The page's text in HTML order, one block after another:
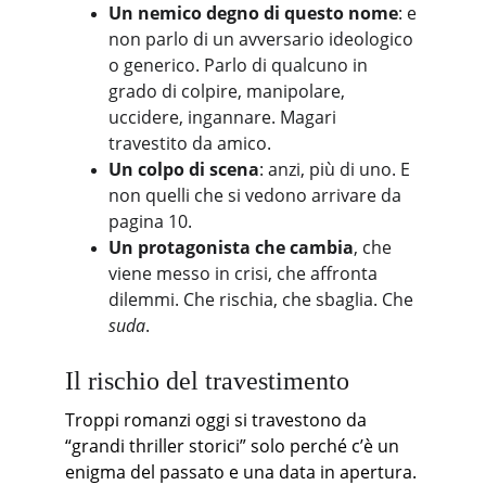
Un nemico degno di questo nome: e
non parlo di un avversario ideologico
o generico. Parlo di qualcuno in
grado di colpire, manipolare,
uccidere, ingannare. Magari
travestito da amico.
Un colpo di scena: anzi, più di uno. E
non quelli che si vedono arrivare da
pagina 10.
Un protagonista che cambia, che
viene messo in crisi, che affronta
dilemmi. Che rischia, che sbaglia. Che
suda.
Il rischio del travestimento
Troppi romanzi oggi si travestono da
“grandi thriller storici” solo perché c’è un
enigma del passato e una data in apertura.